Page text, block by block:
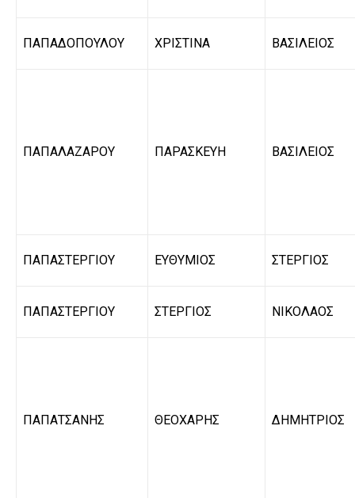
ΠΑΠΑΔΟΠΟΥΛΟΥ ΧΡΙΣΤΙΝΑ ΒΑΣΙΛΕΙΟΣ
ΠΑΠΑΛΑΖΑΡΟΥ ΠΑΡΑΣΚΕΥΗ ΒΑΣΙΛΕΙΟΣ
ΠΑΠΑΣΤΕΡΓΙΟΥ ΕΥΘΥΜΙΟΣ ΣΤΕΡΓΙΟΣ
ΠΑΠΑΣΤΕΡΓΙΟΥ ΣΤΕΡΓΙΟΣ ΝΙΚΟΛΑΟΣ
ΠΑΠΑΤΣΑΝΗΣ ΘΕΟΧΑΡΗΣ ΔΗΜΗΤΡΙΟΣ